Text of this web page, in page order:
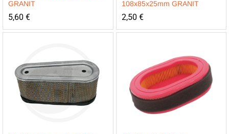
GRANIT
5,60 €
108x85x25mm GRANIT
2,50 €